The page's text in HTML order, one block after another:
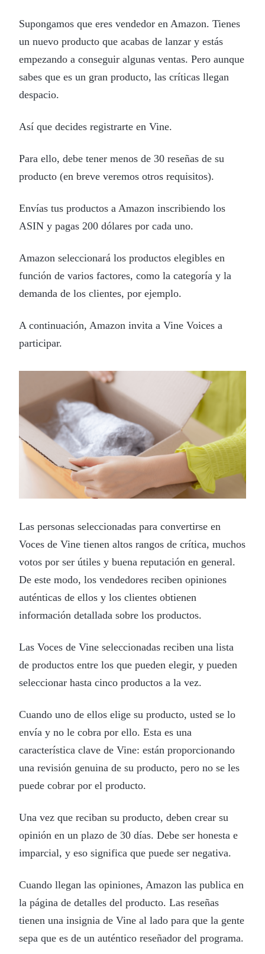
Supongamos que eres vendedor en Amazon. Tienes
un nuevo producto que acabas de lanzar y estás
empezando a conseguir algunas ventas. Pero aunque
sabes que es un gran producto, las críticas llegan
despacio.
Así que decides registrarte en Vine.
Para ello, debe tener menos de 30 reseñas de su
producto (en breve veremos otros requisitos).
Envías tus productos a Amazon inscribiendo los
ASIN y pagas 200 dólares por cada uno.
Amazon seleccionará los productos elegibles en
función de varios factores, como la categoría y la
demanda de los clientes, por ejemplo.
A continuación, Amazon invita a Vine Voices a
participar.
Las personas seleccionadas para convertirse en
Voces de Vine tienen altos rangos de crítica, muchos
votos por ser útiles y buena reputación en general.
De este modo, los vendedores reciben opiniones
auténticas de ellos y los clientes obtienen
información detallada sobre los productos.
Las Voces de Vine seleccionadas reciben una lista
de productos entre los que pueden elegir, y pueden
seleccionar hasta cinco productos a la vez.
Cuando uno de ellos elige su producto, usted se lo
envía y no le cobra por ello. Esta es una
característica clave de Vine: están proporcionando
una revisión genuina de su producto, pero no se les
puede cobrar por el producto.
Una vez que reciban su producto, deben crear su
opinión en un plazo de 30 días. Debe ser honesta e
imparcial, y eso significa que puede ser negativa.
Cuando llegan las opiniones, Amazon las publica en
la página de detalles del producto. Las reseñas
tienen una insignia de Vine al lado para que la gente
sepa que es de un auténtico reseñador del programa.